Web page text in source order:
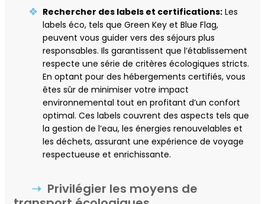
Rechercher des labels et certifications: Les
labels éco, tels que Green Key et Blue Flag,
peuvent vous guider vers des séjours plus
responsables. Ils garantissent que l’établissement
respecte une série de critères écologiques stricts.
En optant pour des hébergements certifiés, vous
êtes sûr de minimiser votre impact
environnemental tout en profitant d’un confort
optimal. Ces labels couvrent des aspects tels que
la gestion de l’eau, les énergies renouvelables et
les déchets, assurant une expérience de voyage
respectueuse et enrichissante.
Privilégier les moyens de